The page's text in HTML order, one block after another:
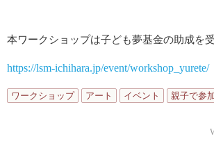
本ワークショップは子ども夢基金の助成を
https://lsm-ichihara.jp/event/workshop_yurete/
ワークショップ アート イベント 親子で参